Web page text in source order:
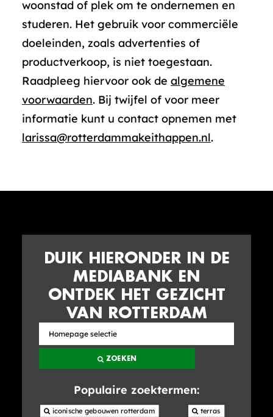
woonstad of plek om te ondernemen en
studeren. Het gebruik voor commerciële
doeleinden, zoals advertenties of
productverkoop, is niet toegestaan.
Raadpleeg hiervoor ook de algemene
voorwaarden. Bij twijfel of voor meer
informatie kunt u contact opnemen met
larissa@rotterdammakeithappen.nl.
DUIK HIERONDER IN DE
MEDIABANK EN
ONTDEK HET GEZICHT
VAN ROTTERDAM
Zoek
in
de
mediabank
ZOEKEN
Populaire zoektermen:
iconische gebouwen rotterdam terras